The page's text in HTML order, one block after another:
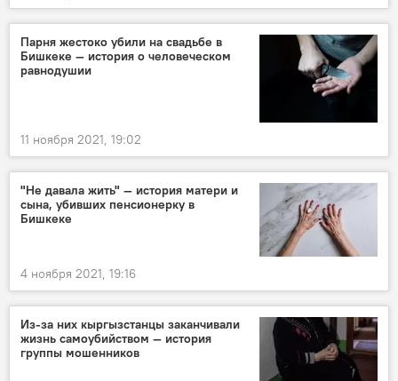
Парня жестоко убили на свадьбе в
Бишкеке — история о человеческом
равнодушии
11 ноября 2021, 19:02
"Не давала жить" — история матери и
сына, убивших пенсионерку в
Бишкеке
4 ноября 2021, 19:16
Из-за них кыргызстанцы заканчивали
жизнь самоубийством — история
группы мошенников